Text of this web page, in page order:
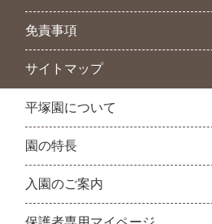
免責事項
サイトマップ
平塚園について
園の特長
入園のご案内